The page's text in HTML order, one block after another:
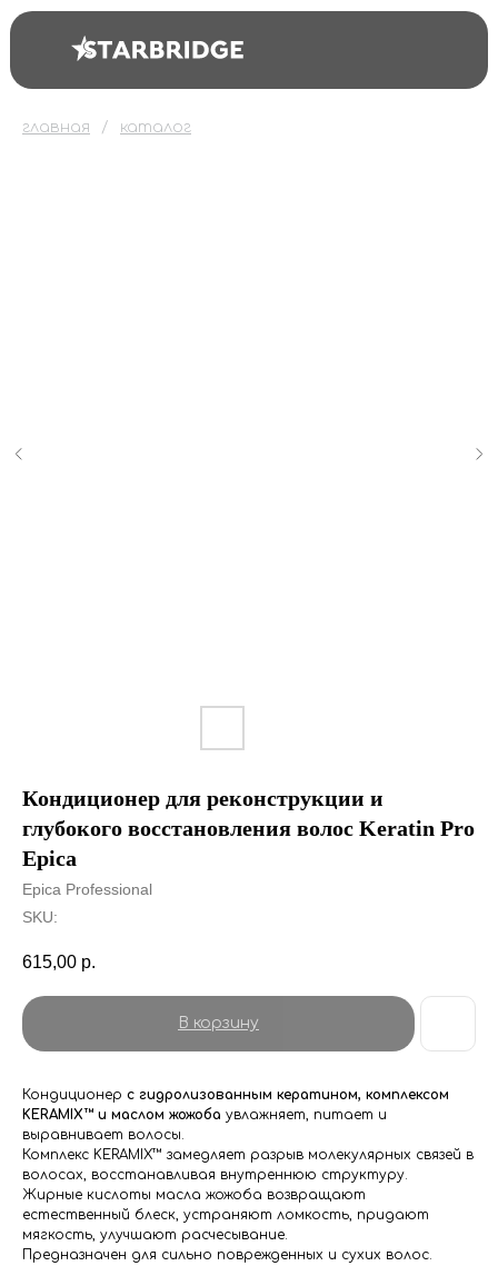
главная каталог
Кондиционер для реконструкции и
глубокого восстановления волос Keratin Pro
Epica
Epica Professional
SKU:
615,00 р.
В корзину
Кондиционер с гидролизованным кератином, комплексом
KERAMIX™ и маслом жожоба увлажняет, питает и
выравнивает волосы.
Комплекс KERAMIX™ замедляет разрыв молекулярных связей в
волосах, восстанавливая внутреннюю структуру.
Жирные кислоты масла жожоба возвращают
естественный блеск, устраняют ломкость, придают
мягкость, улучшают расчесывание.
Предназначен для сильно поврежденных и сухих волос.